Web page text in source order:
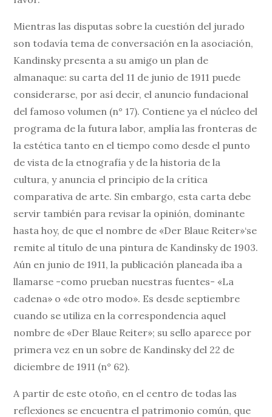
Mientras las disputas sobre la cuestión del jurado
son todavía tema de conversación en la asociación,
Kandinsky presenta a su amigo un plan de
almanaque: su carta del 11 de junio de 1911 puede
considerarse, por así decir, el anuncio fundacional
del famoso volumen (n° 17). Contiene ya el núcleo del
programa de la futura labor, amplía las fronteras de
la estética tanto en el tiempo como desde el punto
de vista de la etnografía y de la historia de la
cultura, y anuncia el principio de la crítica
comparativa de arte. Sin embargo, esta carta debe
servir también para revisar la opinión, dominante
hasta hoy, de que el nombre de «Der Blaue Reiter»‘se
remite al título de una pintura de Kandinsky de 1903.
Aún en junio de 1911, la publicación planeada iba a
llamarse -como prueban nuestras fuentes- «La
cadena» o «de otro modo». Es desde septiembre
cuando se utiliza en la correspondencia aquel
nombre de «Der Blaue Reiter»; su sello aparece por
primera vez en un sobre de Kandinsky del 22 de
diciembre de 1911 (n° 62).
A partir de este otoño, en el centro de todas las
reflexiones se encuentra el patrimonio común, que